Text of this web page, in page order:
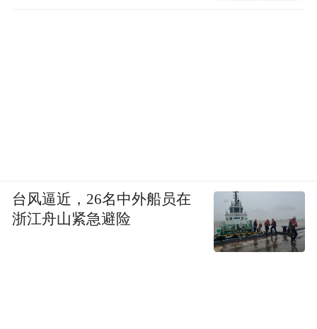
台风逼近，26名中外船员在
浙江舟山紧急避险